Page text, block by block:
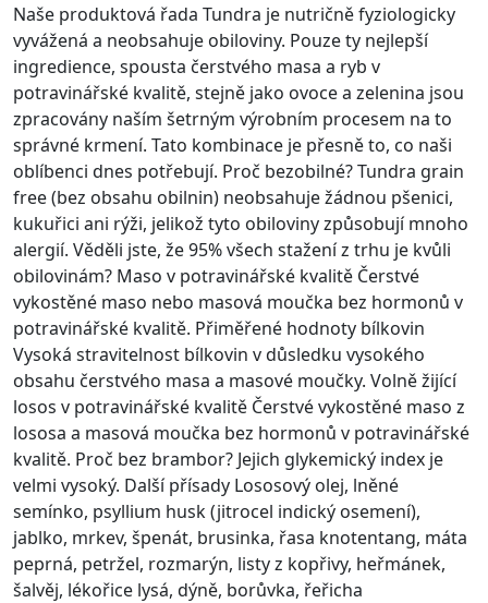
Naše produktová řada Tundra je nutričně fyziologicky
vyvážená a neobsahuje obiloviny. Pouze ty nejlepší
ingredience, spousta čerstvého masa a ryb v
potravinářské kvalitě, stejně jako ovoce a zelenina jsou
zpracovány naším šetrným výrobním procesem na to
správné krmení. Tato kombinace je přesně to, co naši
oblíbenci dnes potřebují. Proč bezobilné? Tundra grain
free (bez obsahu obilnin) neobsahuje žádnou pšenici,
kukuřici ani rýži, jelikož tyto obiloviny způsobují mnoho
alergií. Věděli jste, že 95% všech stažení z trhu je kvůli
obilovinám? Maso v potravinářské kvalitě Čerstvé
vykostěné maso nebo masová moučka bez hormonů v
potravinářské kvalitě. Přiměřené hodnoty bílkovin
Vysoká stravitelnost bílkovin v důsledku vysokého
obsahu čerstvého masa a masové moučky. Volně žijící
losos v potravinářské kvalitě Čerstvé vykostěné maso z
lososa a masová moučka bez hormonů v potravinářské
kvalitě. Proč bez brambor? Jejich glykemický index je
velmi vysoký. Další přísady Lososový olej, lněné
semínko, psyllium husk (jitrocel indický osemení),
jablko, mrkev, špenát, brusinka, řasa knotentang, máta
peprná, petržel, rozmarýn, listy z kopřivy, heřmánek,
šalvěj, lékořice lysá, dýně, borůvka, řeřicha